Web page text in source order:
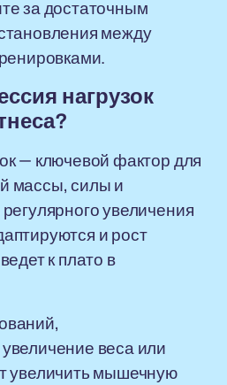
за достаточным
между
нагрузок
— ключевой фактор для
массы, силы и
увеличения
и рост
к плато в
веса или
увеличить мышечную